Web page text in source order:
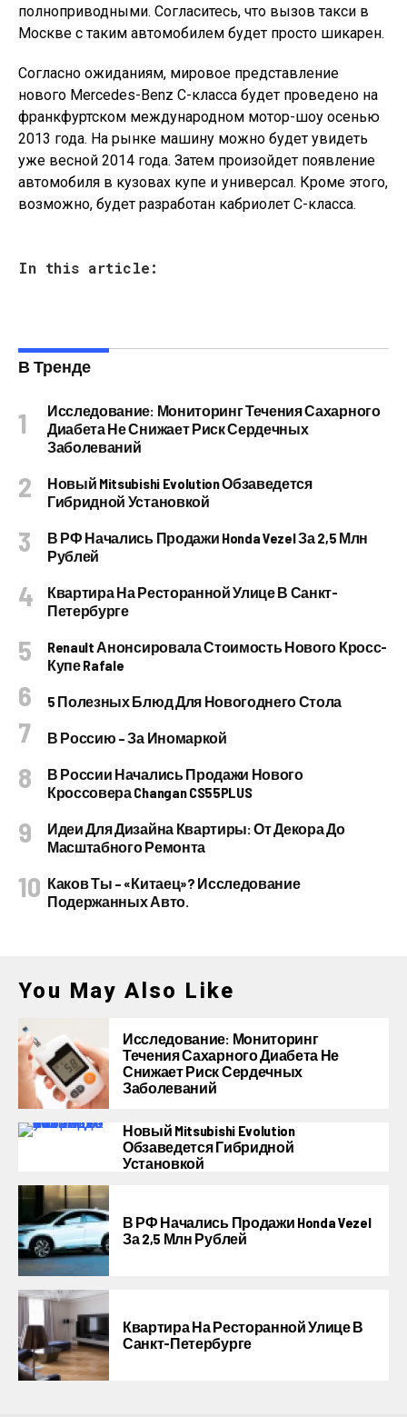
полноприводными. Согласитесь, что вызов такси в
Москве с таким автомобилем будет просто шикарен.
Согласно ожиданиям, мировое представление
нового Mercedes-Benz C-класса будет проведено на
франкфуртском международном мотор-шоу осенью
2013 года. На рынке машину можно будет увидеть
уже весной 2014 года. Затем произойдет появление
автомобиля в кузовах купе и универсал. Кроме этого,
возможно, будет разработан кабриолет C-класса.
In this article:
В Тренде
Исследование: Мониторинг Течения Сахарного
Диабета Не Снижает Риск Сердечных
Заболеваний
Новый Mitsubishi Evolution Обзаведется
Гибридной Установкой
В РФ Начались Продажи Honda Vezel За 2,5 Млн
Рублей
Квартира На Ресторанной Улице В Санкт-
Петербурге
Renault Анонсировала Стоимость Нового Кросс-
Купе Rafale
5 Полезных Блюд Для Новогоднего Стола
В Россию – За Иномаркой
В России Начались Продажи Нового
Кроссовера Changan CS55PLUS
Идеи Для Дизайна Квартиры: От Декора До
Масштабного Ремонта
Каков Ты – «китаец»? Исследование
Подержанных Авто.
You May Also Like
Исследование: Мониторинг
Течения Сахарного Диабета Не
Снижает Риск Сердечных
Заболеваний
Новый Mitsubishi Evolution
Обзаведется Гибридной
Установкой
В РФ Начались Продажи Honda Vezel
За 2,5 Млн Рублей
Квартира На Ресторанной Улице В
Санкт-Петербурге